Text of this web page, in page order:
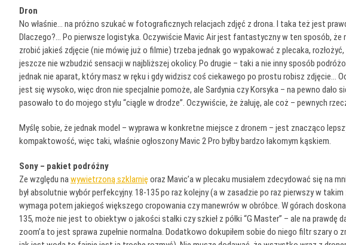
Dron
No właśnie… na próżno szukać w fotograficznych relacjach zdjęć z drona. I taka też jest
Dlaczego?… Po pierwsze logistyka. Oczywiście Mavic Air jest fantastyczny w ten sposób,
zrobić jakieś zdjęcie (nie mówię już o filmie) trzeba jednak go wypakować z plecaka,
jeszcze nie wzbudzić sensacji w najbliższej okolicy. Po drugie – taki a nie inny sposób
jednak nie aparat, który masz w ręku i gdy widzisz coś ciekawego po prostu robisz zdjęcie…
jest się wysoko, więc dron nie specjalnie pomoże, ale Sardynia czy Korsyka – na pewno
pasowało to do mojego stylu “ciągle w drodze”. Oczywiście, że żałuję, ale coż – pewnych
Myślę sobie, że jednak model – wyprawa w konkretne miejsce z dronem – jest znacząco
kompaktowość, więc taki, właśnie ogłoszony Mavic 2 Pro byłby bardzo łakomym kąskiem.
Sony – pakiet podróżny
Ze względu nawywietrzoną szklarnię oraz Mavic’a w plecaku musiałem zdecydować się na
był absolutnie wybór perfekcyjny. 18-135 po raz kolejny (a w zasadzie po raz pierwszy w
wymaga potem jakiegoś większego cropowania czy manewrów w obróbce. W górach
135, może nie jest to obiektyw o jakości stałki czy szkieł z półki “G Master” – ale na
zoom’a to jest sprawa zupełnie normalna. Dodatkowo dokupiłem sobie do niego filtr szary